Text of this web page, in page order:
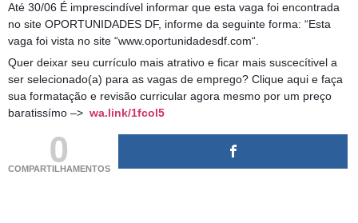
Até 30/06 É imprescindível informar que esta vaga foi encontrada
no site OPORTUNIDADES DF, informe da seguinte forma: “Esta
vaga foi vista no site “www.oportunidadesdf.com“.
Quer deixar seu currículo mais atrativo e ficar mais suscecítivel a
ser selecionado(a) para as vagas de emprego? Clique aqui e faça
sua formatação e revisão curricular agora mesmo por um preço
baratissímo –> wa.link/1fcol5
0
COMPARTILHAMENTOS